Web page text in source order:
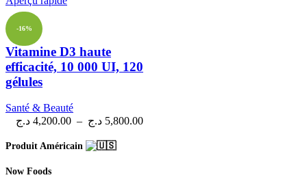
-16%
Vitamine D3 haute
efficacité, 10 000 UI, 120
gélules
Santé & Beauté
4,200.00 د.ج – 5,800.00 د.ج
Produit Américain
Now Foods